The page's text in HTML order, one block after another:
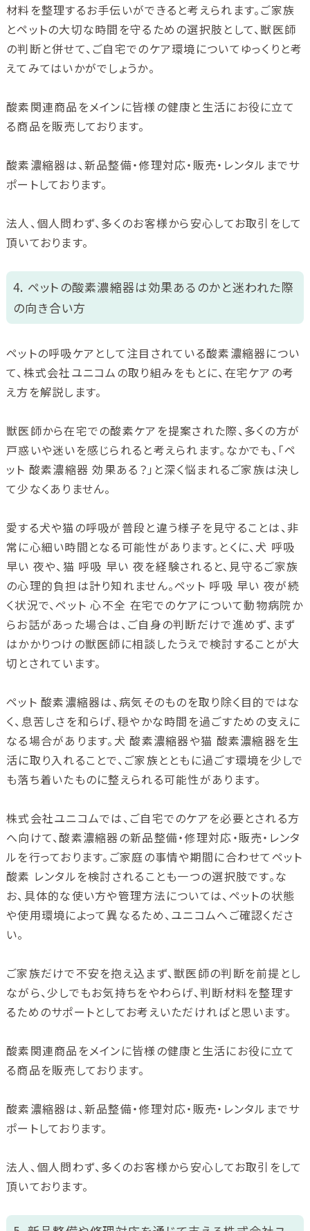
材料を整理するお手伝いができると考えられます。ご家族
とペットの大切な時間を守るための選択肢として、獣医師
の判断と併せて、ご自宅でのケア環境についてゆっくりと考
えてみてはいかがでしょうか。
酸素関連商品をメインに皆様の健康と生活にお役に立て
る商品を販売しております。
酸素濃縮器は、新品整備・修理対応・販売・レンタルまでサ
ポートしております。
法人、個人問わず、多くのお客様から安心してお取引をして
頂いております。
4. ペットの酸素濃縮器は効果あるのかと迷われた際
の向き合い方
ペットの呼吸ケアとして注目されている酸素濃縮器につい
て、株式会社ユニコムの取り組みをもとに、在宅ケアの考
え方を解説します。
獣医師から在宅での酸素ケアを提案された際、多くの方が
戸惑いや迷いを感じられると考えられます。なかでも、「ペ
ット 酸素濃縮器 効果ある？」と深く悩まれるご家族は決し
て少なくありません。
愛する犬や猫の呼吸が普段と違う様子を見守ることは、非
常に心細い時間となる可能性があります。とくに、犬 呼吸
早い 夜や、猫 呼吸 早い 夜を経験されると、見守るご家族
の心理的負担は計り知れません。ペット 呼吸 早い 夜が続
く状況で、ペット 心不全 在宅でのケアについて動物病院か
らお話があった場合は、ご自身の判断だけで進めず、まず
はかかりつけの獣医師に相談したうえで検討することが大
切とされています。
ペット 酸素濃縮器は、病気そのものを取り除く目的ではな
く、息苦しさを和らげ、穏やかな時間を過ごすための支えに
なる場合があります。犬 酸素濃縮器や猫 酸素濃縮器を生
活に取り入れることで、ご家族とともに過ごす環境を少しで
も落ち着いたものに整えられる可能性があります。
株式会社ユニコムでは、ご自宅でのケアを必要とされる方
へ向けて、酸素濃縮器の新品整備・修理対応・販売・レンタ
ルを行っております。ご家庭の事情や期間に合わせてペット
酸素 レンタルを検討されることも一つの選択肢です。な
お、具体的な使い方や管理方法については、ペットの状態
や使用環境によって異なるため、ユニコムへご確認くださ
い。
ご家族だけで不安を抱え込まず、獣医師の判断を前提とし
ながら、少しでもお気持ちをやわらげ、判断材料を整理す
るためのサポートとしてお考えいただければと思います。
酸素関連商品をメインに皆様の健康と生活にお役に立て
る商品を販売しております。
酸素濃縮器は、新品整備・修理対応・販売・レンタルまでサ
ポートしております。
法人、個人問わず、多くのお客様から安心してお取引をして
頂いております。